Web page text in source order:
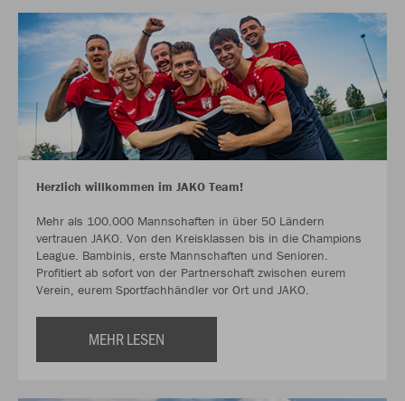
Herzlich willkommen im JAKO Team!
Mehr als 100.000 Mannschaften in über 50 Ländern
vertrauen JAKO. Von den Kreisklassen bis in die Champions
League. Bambinis, erste Mannschaften und Senioren.
Profitiert ab sofort von der Partnerschaft zwischen eurem
Verein, eurem Sportfachhändler vor Ort und JAKO.
MEHR LESEN